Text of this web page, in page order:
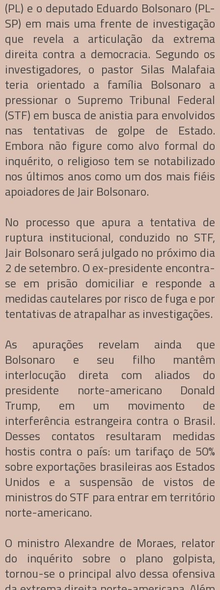
(PL) e o deputado Eduardo Bolsonaro (PL-
SP) em mais uma frente de investigação
que revela a articulação da extrema
direita contra a democracia. Segundo os
investigadores, o pastor Silas Malafaia
teria orientado a família Bolsonaro a
pressionar o Supremo Tribunal Federal
(STF) em busca de anistia para envolvidos
nas tentativas de golpe de Estado.
Embora não figure como alvo formal do
inquérito, o religioso tem se notabilizado
nos últimos anos como um dos mais fiéis
apoiadores de Jair Bolsonaro.
No processo que apura a tentativa de
ruptura institucional, conduzido no STF,
Jair Bolsonaro será julgado no próximo dia
2 de setembro. O ex-presidente encontra-
se em prisão domiciliar e responde a
medidas cautelares por risco de fuga e por
tentativas de atrapalhar as investigações.
As apurações revelam ainda que
Bolsonaro e seu filho mantêm
interlocução direta com aliados do
presidente norte-americano Donald
Trump, em um movimento de
interferência estrangeira contra o Brasil.
Desses contatos resultaram medidas
hostis contra o país: um tarifaço de 50%
sobre exportações brasileiras aos Estados
Unidos e a suspensão de vistos de
ministros do STF para entrar em território
norte-americano.
O ministro Alexandre de Moraes, relator
do inquérito sobre o plano golpista,
tornou-se o principal alvo dessa ofensiva